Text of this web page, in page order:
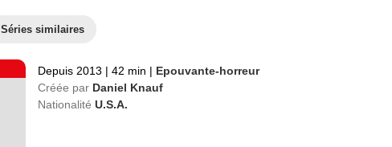
Séries similaires
Depuis 2013 | 42 min | Epouvante-horreur
Créée par Daniel Knauf
Nationalité U.S.A.